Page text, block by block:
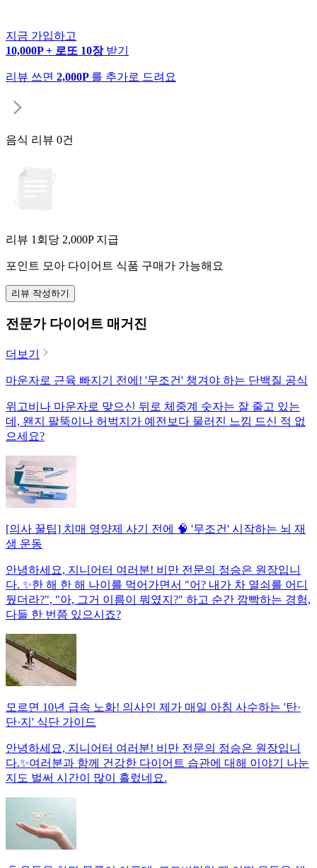
지금 가입하고
10,000P + 로또 10장 받기
리뷰 쓰면 2,000P 를 추가로 드려요
음식 리뷰 0건
리뷰 1회당 2,000P 지급
포인트 모아 다이어트 식품 구매가 가능해요
리뷰 작성하기
전문가 다이어트 매거진
더보기
마운자로 근육 빠지기 전에! '무조건' 챙겨야 하는 단백질 공식
위고비나 마운자로 맞으신 뒤로 체중계 숫자는 잘 줄고 있는
데, 왠지 팔뚝이나 허벅지가 예전보다 물러진 느낌 드신 적 없
으세요?
[의사 꿀팁] 치매 영양제 사기 전에 🧠 '무조건' 시작하는 뇌 재
생 운동
안녕하세요, 지니어터 여러분! 비만 전문의 정승은 원장입니
다. ✨한 해 한 해 나이를 먹어가면서 "어? 내가 차 열쇠를 어디
뒀더라?", "아, 그거 이름이 뭐였지?" 하고 순간 깜빡하는 경험,
다들 한 번쯤 있으시죠?
모르면 10년 급속 노화! 의사인 제가 매일 아침 사수하는 '탄·
단·지' 식단 가이드
안녕하세요, 지니어터 여러분! 비만 전문의 정승은 원장입니
다.✨여러분과 함께 건강한 다이어트 습관에 대해 이야기 나눈
지도 벌써 시간이 많이 흘렀네요.